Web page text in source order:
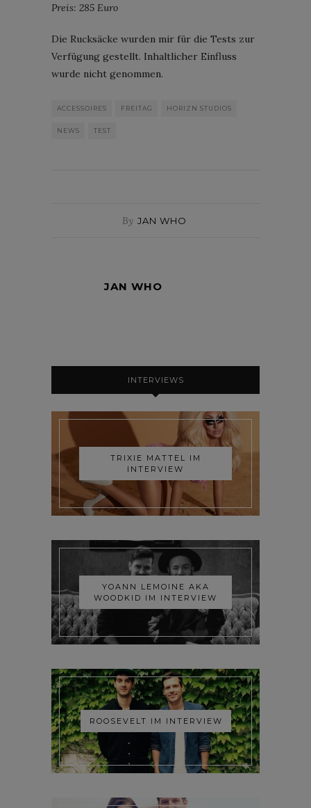
Preis: 285 Euro
Die Rucksäcke wurden mir für die Tests zur
Verfügung gestellt. Inhaltlicher Einfluss
wurde nicht genommen.
ACCESSOIRES FREITAG HORIZN STUDIOS
NEWS TEST
By JAN WHO
JAN WHO
INTERVIEWS
TRIXIE MATTEL IM
INTERVIEW
YOANN LEMOINE AKA
WOODKID IM INTERVIEW
ROOSEVELT IM INTERVIEW